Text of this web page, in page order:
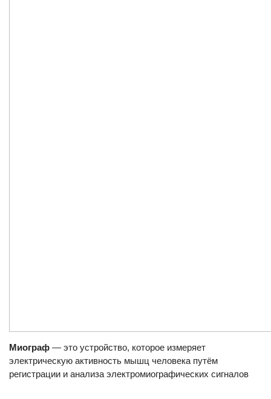
Миограф — это устройство, которое измеряет
электрическую активность мышц человека путём
регистрации и анализа электромиографических сигналов